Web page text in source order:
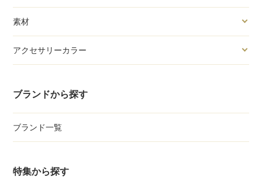
素材
アクセサリーカラー
ブランドから探す
ブランド一覧
特集から探す